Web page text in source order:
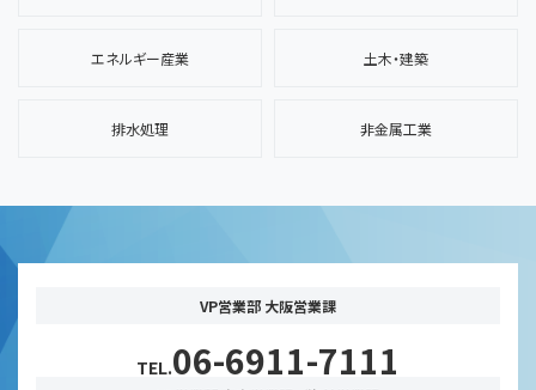
エネルギー産業 土木・建築
排水処理 非金属工業
VP営業部 大阪営業課
TEL.06-6911-7111